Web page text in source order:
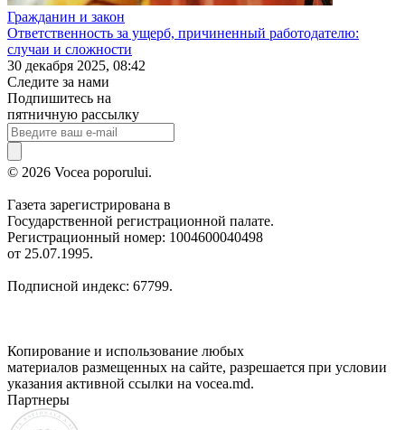
Гражданин и закон
Ответственность за ущерб, причиненный работодателю:
случаи и сложности
30 декабря 2025, 08:42
Следите за нами
Подпишитесь на
пятничную рассылку
© 2026 Vocea poporului.
Газета зарегистрирована в
Государственной регистрационной палате.
Регистрационный номер: 1004600040498
от 25.07.1995.
Подписной индекс: 67799.
Копирование и использование любых
материалов размещенных на сайте, разрешается при условии
указания активной ссылки на vocea.md.
Партнеры